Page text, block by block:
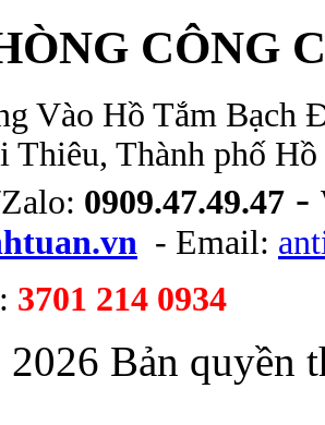
CÔNG
Vào Hồ Tắm Bạch
Thiêu, Thành phố
0909.47.49.47 -
- Email:
3701 214 0934
Bản quyền